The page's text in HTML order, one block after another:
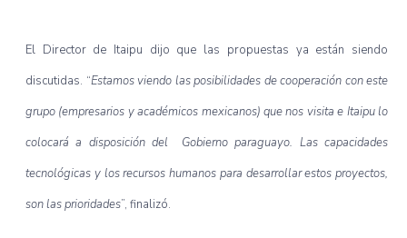
El Director de Itaipu dijo que las propuestas ya están siendo
discutidas. “Estamos viendo las posibilidades de cooperación con este
grupo (empresarios y académicos mexicanos) que nos visita e Itaipu lo
colocará a disposición del Gobierno paraguayo. Las capacidades
tecnológicas y los recursos humanos para desarrollar estos proyectos,
son las prioridades”, finalizó.